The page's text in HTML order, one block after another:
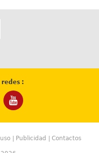
:
Publicidad Contactos